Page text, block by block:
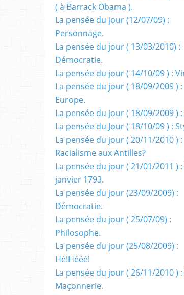
( à Barrack Obama ).
La pensée du jour (12/07/09) :
Personnage.
La pensée du jour ( 13/03/2010) :
Démocratie.
La pensée du jour ( 14/10/09 ) :
La pensée du jour ( 18/09/2009 ) :
Europe.
La pensée du jour ( 18/09/2009 ) :
La pensée du Jour ( 18/10/09 ) :
La pensée du jour ( 20/11/2010 ) :
Racialisme aux Antilles?
La pensée du jour ( 21/01/2011 ) :
janvier 1793.
La pensée du jour (23/09/2009) :
Démocratie.
La pensée du jour ( 25/07/09) :
Philosophe.
La pensée du jour (25/08/2009) :
Hé!Hééé!
La pensée du jour ( 26/11/2010 )
Maçonnerie.